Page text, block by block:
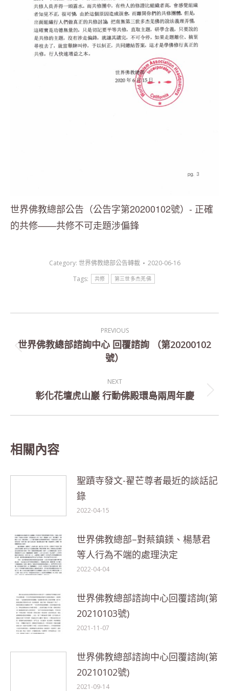
世界佛教總部公告（公告字第20200102號）- 正確
的共修——共修不可走題涉偏鋒
Category: 世界佛教總部公告轉載
2020-06-16
Tags:
共修 第三世多杰羌佛
navigation
PREVIOUS
Previous
世界佛教總部諮詢中心 回覆諮詢 （第20200102
號）
NEXT
Next
post:
彰化花壇虎山巖 行動佛殿環島兩周年慶
相關內容
聖蹟寺發文-翟芒尊者最近的談話記
錄
2022-04-15
世界佛教總部–對蔡鎮鎂、楊慧君
等人行為不端的處理決定
2022-04-04
世界佛教總部諮詢中心回覆諮詢(第
20210103號)
2021-11-07
世界佛教總部諮詢中心回覆諮詢(第
20210102號)
2021-09-14